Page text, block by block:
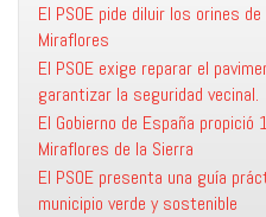
El PSOE pide diluir los orines
Miraflores
El PSOE exige reparar el
garantizar la seguridad vecinal.
El Gobierno de España
Miraflores de la Sierra
El PSOE presenta una guía
municipio verde y sostenible